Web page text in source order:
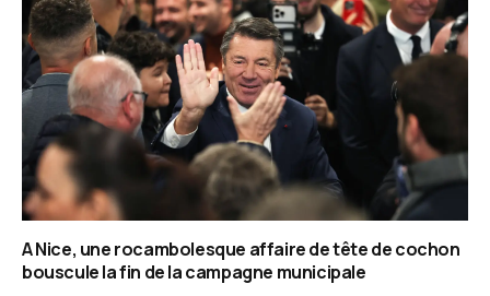
A Nice, une rocambolesque affaire de tête de cochon
bouscule la fin de la campagne municipale